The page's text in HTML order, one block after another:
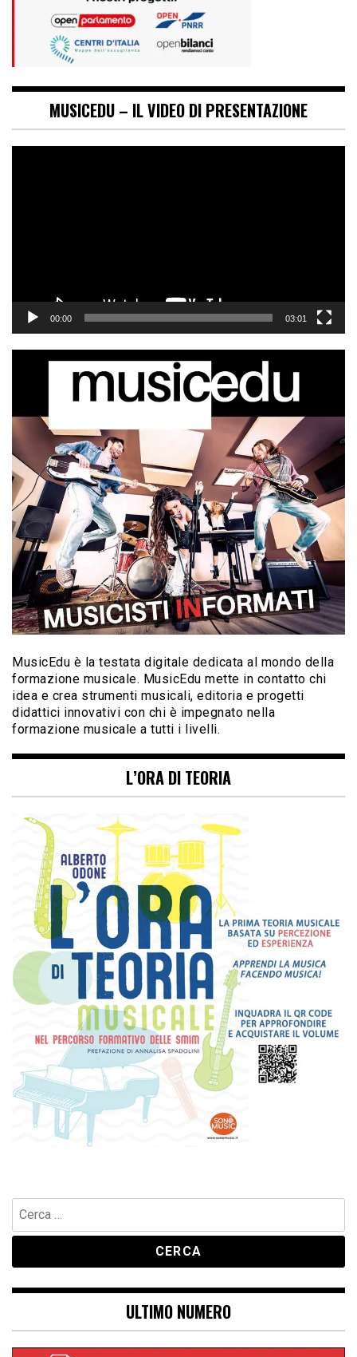
MUSICEDU – IL VIDEO DI PRESENTAZIONE
00:00 03:01
MusicEdu è la testata digitale dedicata al mondo della
formazione musicale. MusicEdu mette in contatto chi
idea e crea strumenti musicali, editoria e progetti
didattici innovativi con chi è impegnato nella
formazione musicale a tutti i livelli.
L’ORA DI TEORIA
Ricerca
per:
ULTIMO NUMERO